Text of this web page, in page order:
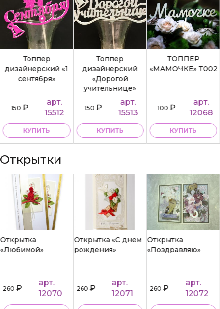
Топпер
дизайнерский «1
сентября»
150₽
арт.
15512
КУПИТЬ
Топпер
дизайнерский
«Дорогой
учительнице»
150₽
арт.
15513
КУПИТЬ
ТОППЕР
«МАМОЧКЕ» Т002
100₽
арт.
12068
КУПИТЬ
Открытки
Открытка
«Любимой»
260₽
арт.
12070
Открытка «С днем
рождения»
260₽
арт.
12071
Открытка
«Поздравляю»
260₽
арт.
12072